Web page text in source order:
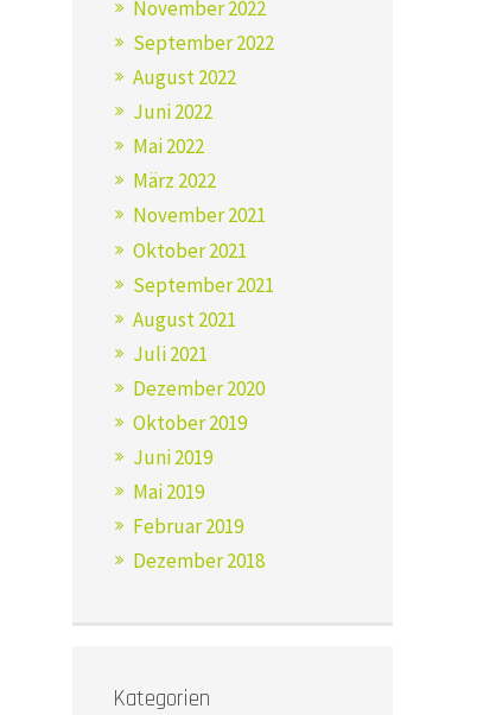
November 2022
September 2022
August 2022
Juni 2022
Mai 2022
März 2022
November 2021
Oktober 2021
September 2021
August 2021
Juli 2021
Dezember 2020
Oktober 2019
Juni 2019
Mai 2019
Februar 2019
Dezember 2018
Kategorien